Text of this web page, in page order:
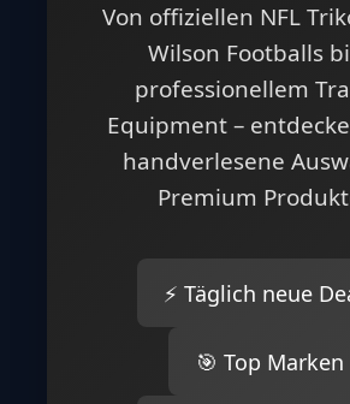
Von offiziellen NFL
Wilson Footballs
professionellem
Equipment –
handverlesene
Premium
⚡ Täglich neue
🎯 Top Marken